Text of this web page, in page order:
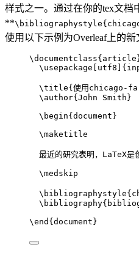
样式之一。通过在你的tex文档
**
使用以下示例为Overleaf上的新
\documentclass{ article
\usepackage
utf8 ]{
\title{使用chicago-fa
\author{John Smith}
\begin{ document }
\maketitle
最近的研究表明，LaTeX是
\medskip
\bibliographystyle
\bibliography
\end { document }